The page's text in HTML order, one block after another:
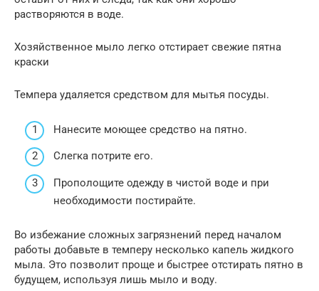
растворяются в воде.
Хозяйственное мыло легко отстирает свежие пятна
краски
Темпера удаляется средством для мытья посуды.
Нанесите моющее средство на пятно.
Слегка потрите его.
Прополощите одежду в чистой воде и при
необходимости постирайте.
Во избежание сложных загрязнений перед началом
работы добавьте в темперу несколько капель жидкого
мыла. Это позволит проще и быстрее отстирать пятно в
будущем, используя лишь мыло и воду.